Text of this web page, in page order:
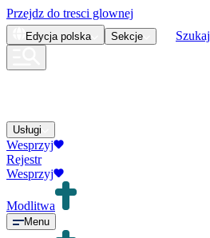
Przejdz do tresci glownej
Edycja polska Sekcje Szukaj
Usługi
Wesprzyj
Rejestr
Wesprzyj
Modlitwa
Menu